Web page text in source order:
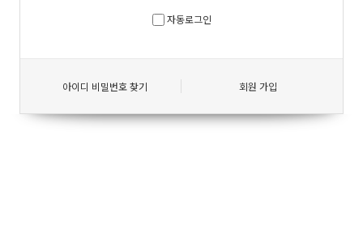
자동로그인
아이디 비밀번호 찾기 회원 가입